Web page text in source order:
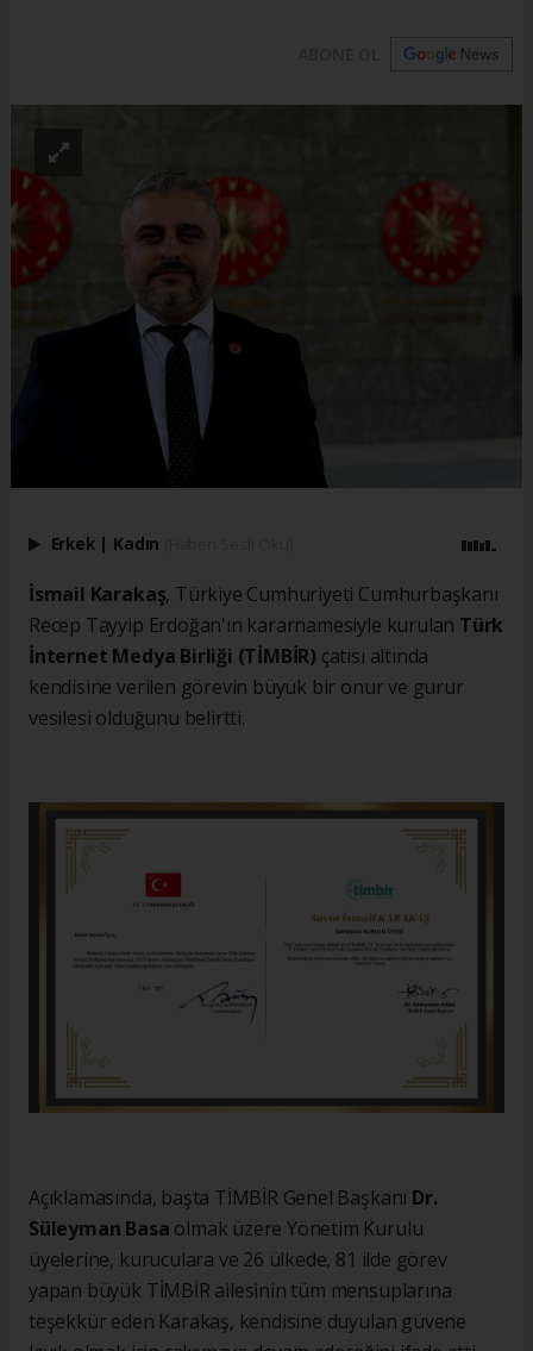
Erkek | Kadın
İsmail Karakaş, Türkiye Cumhuriyeti Cumhurbaşkanı
Recep Tayyip Erdoğan'ın kararnamesiyle kurulan Türk
İnternet Medya Birliği (TİMBİR) çatısı altında
kendisine verilen görevin büyük bir onur ve gurur
vesilesi olduğunu belirtti.
Açıklamasında, başta TİMBİR Genel Başkanı Dr.
Süleyman Basa olmak üzere Yönetim Kurulu
üyelerine, kuruculara ve 26 ülkede, 81 ilde görev
yapan büyük TİMBİR ailesinin tüm mensuplarına
teşekkür eden Karakaş, kendisine duyulan güvene